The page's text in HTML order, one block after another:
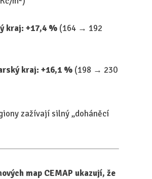
kraj: +17,4 %(164 → 192
kraj: +16,1 %(198 → 230
zažívají silný „doháněcí
map CEMAP ukazují, že